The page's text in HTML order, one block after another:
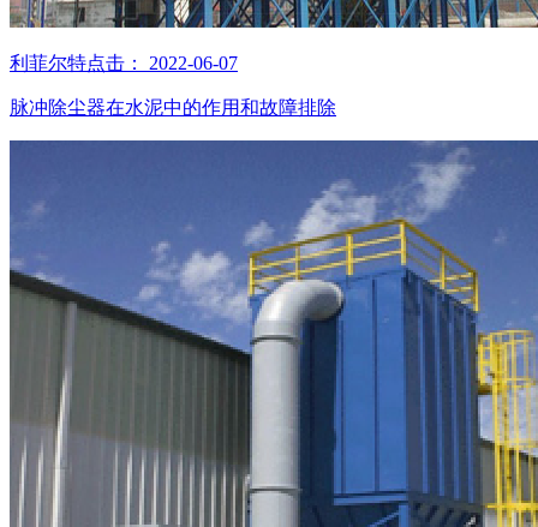
利菲尔特点击： 2022-06-07
脉冲除尘器在水泥中的作用和故障排除